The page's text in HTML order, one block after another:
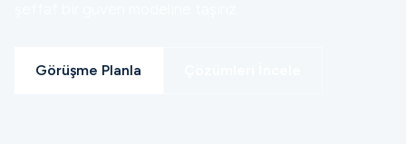
Görüşme Planla